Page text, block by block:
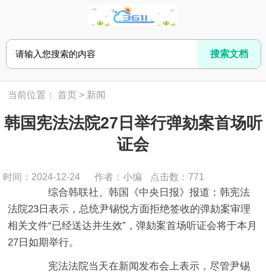
当前位置：首页 > 新闻
韩国宪法法院27日举行弹劾案首场听
证会
时间：2024-12-24 作者：小编 点击数： 771
综合韩联社、韩国《中央日报》报道：韩宪法
法院23日表示，总统尹锡悦方面拒绝签收的弹劾案审理
相关文件“已经送达并生效”，弹劾案首场听证会将于本月
27日如期举行。
宪法法院当天在新闻发布会上表示，尽管尹锡